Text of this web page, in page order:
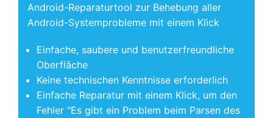
Android-Reparaturtool zur Behebung aller
Android-Systemprobleme mit einem Klick
Einfache, saubere und benutzerfreundliche
Oberfläche
Keine technischen Kenntnisse erforderlich
Einfache Reparatur mit einem Klick, um den
Fehler "Es gibt ein Problem beim Parsen des